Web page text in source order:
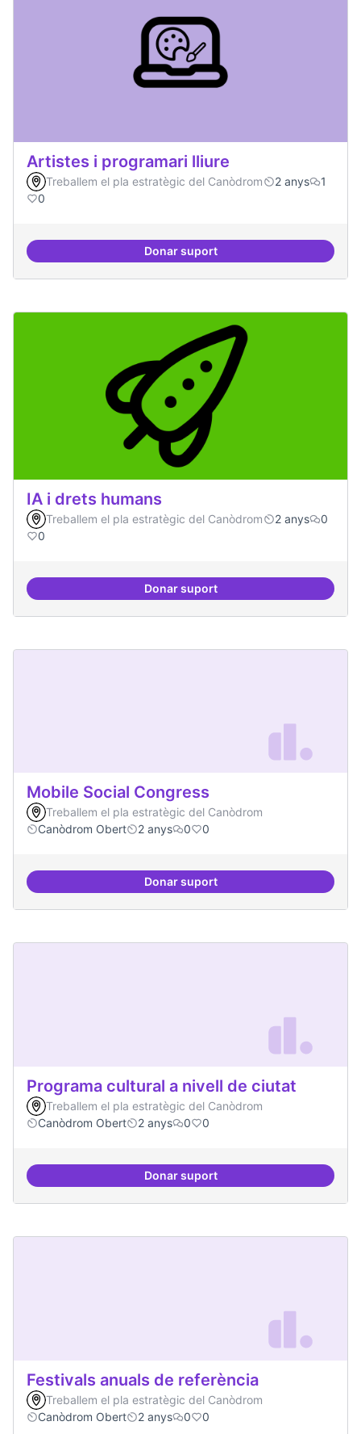
Artistes i programari lliure
Treballem el pla estratègic del Canòdrom 2 anys
1
0
Donar suportArtistes i programari lliure
IA i drets humans
Treballem el pla estratègic del Canòdrom 2 anys
0
0
Donar suportIA i drets humans
Mobile Social Congress
Treballem el pla estratègic del Canòdrom
Canòdrom Obert
2 anys 0 0
Donar suportMobile Social Congress
Programa cultural a nivell de ciutat
Treballem el pla estratègic del Canòdrom
Canòdrom Obert
2 anys 0 0
Donar suportPrograma cultural a nivell de
Festivals anuals de referència
Treballem el pla estratègic del Canòdrom
Canòdrom Obert
2 anys 0 0